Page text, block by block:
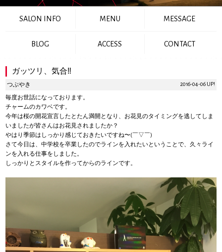
SALON INFO MENU MESSAGE
BLOG ACCESS CONTACT
ガッツリ、気合‼︎
つぶやき 2016-04-06 UP!
毎度お世話になっております。
チャームのカワベです。
今年は桜の開花宣言したとたん満開となり、お花見のタイミングを逃してしま
いましたが皆さんはお花見されましたか？
やはり季節はしっかり感じておきたいですね〜(￣▽￣)
さて今日は、中学校を卒業したのでラインを入れたいということで、久々ライ
ンを入れる仕事をしました。
しっかりとスタイルを作ってからのラインです。